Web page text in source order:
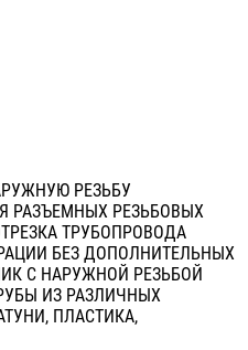
РЕЗЬБУ
РАЗЪЕМНЫХ РЕЗЬБОВЫХ
ТРУБОПРОВОДА
БЕЗ ДОПОЛНИТЕЛЬНЫХ
С НАРУЖНОЙ РЕЗЬБОЙ
ИЗ РАЗЛИЧНЫХ
ПЛАСТИКА,